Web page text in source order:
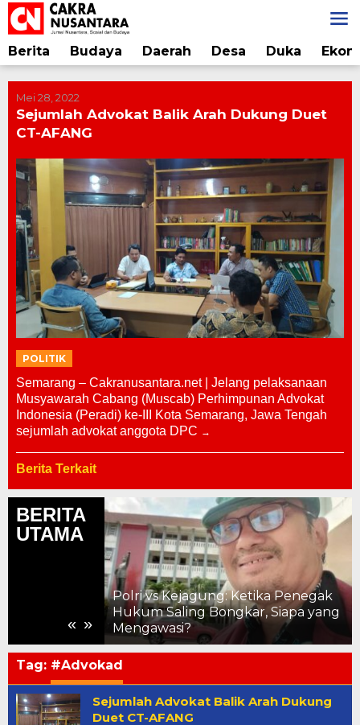
Lewati
ke
konten
Berita Budaya Daerah Desa Duka
Mei 28, 2022
Sejumlah Advokat Balik Arah Dukung Duet
CT-AFANG
POLITIK
Semarang – Cakranusantara.net | Jelang pelaksanaan
Musyawarah Cabang (Muscab) Perhimpunan Advokat
Indonesia (Peradi) ke-III Kota Semarang, Jawa Tengah
sejumlah advokat anggota DPC
Berita Terkait
BERITA
UTAMA
« »
Polri vs Kejagung: Ketika Penegak
Hukum Saling Bongkar, Siapa yang
Mengawasi?
Tag: #Advokad
Sejumlah Advokat Balik Arah Dukung
Duet CT-AFANG